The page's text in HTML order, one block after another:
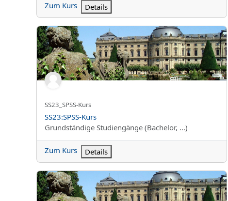
Zum Kurs Details
SS23:SPSS-Kurs
Kurzer Kursname
SS23_SPSS-Kurs
Kursname
SS23:SPSS-Kurs
Kursbereich
Grundständige Studiengänge (Bachelor, ...)
Zum Kurs Details
SS23: 06-PSY-EulL - Rationalität - Grimm